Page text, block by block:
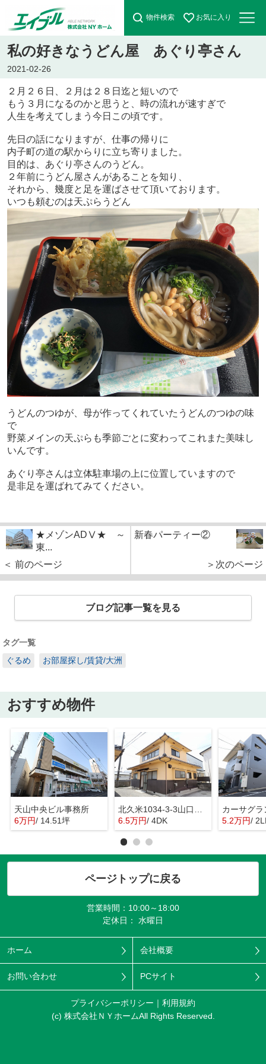
物件検索 お気に入り
私の好きなうどん屋 あぐり亭さん
2021-02-26
２月２６日、２月は２８日迄と短いので
もう３月になるのかと思うと、時の流れが速すぎで
人生を考えてしまう今日この頃です。
先日の話になりますが、仕事の帰りに
内子町の道の駅からりに立ち寄りました。
目的は、あぐり亭さんのうどん。
２年前にうどん屋さんがあることを知り、
それから、幾度と足を運ばさせて頂いております。
いつも頼むのは天ぷらうどん
うどんのつゆが、母が作ってくれていたうどんのつゆの味
で
野菜メインの天ぷらも季節ごとに変わってこれまた美味し
いんです。
あぐり亭さんは立体駐車場の上に位置していますので
是非足を運ばれてみてください。
★メゾンADⅤ★ ～
東...
＜ 前のページ
新春パーティー②
＞次のページ
ブログ記事一覧を見る
タグ一覧
ぐるめ
お部屋探し/賃貸/大洲
おすすめ物件
天山中央ビル事務所
6万円/ 14.51坪
6.5万円/ 4DK
カーサグラ
5.2万円/
ページトップに戻る
営業時間：10:00～18:00
定休日： 水曜日
ホーム 会社概要
お問い合わせ PCサイト
プライバシーポリシー
利用規約
(c) 株式会社ＮＹホームAll Rights Reserved.